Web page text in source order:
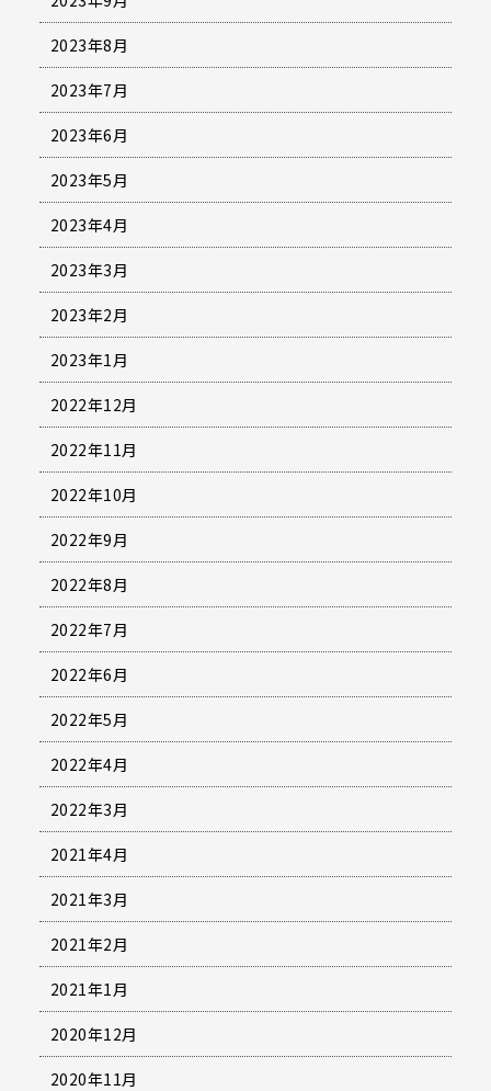
2023年8月
2023年7月
2023年6月
2023年5月
2023年4月
2023年3月
2023年2月
2023年1月
2022年12月
2022年11月
2022年10月
2022年9月
2022年8月
2022年7月
2022年6月
2022年5月
2022年4月
2022年3月
2021年4月
2021年3月
2021年2月
2021年1月
2020年12月
2020年11月